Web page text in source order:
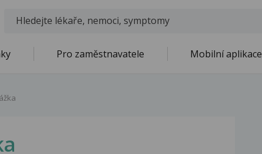
Pro zaměstnavatele Mobilní aplikace